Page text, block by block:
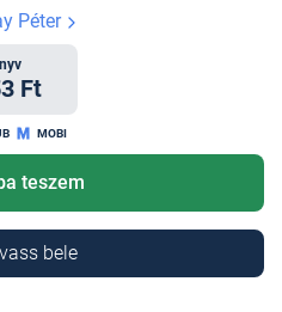
Péter
Ft
MOBI
teszem
bele